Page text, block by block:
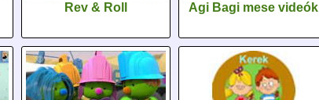
Rev & Roll Agi Bagi mese videók